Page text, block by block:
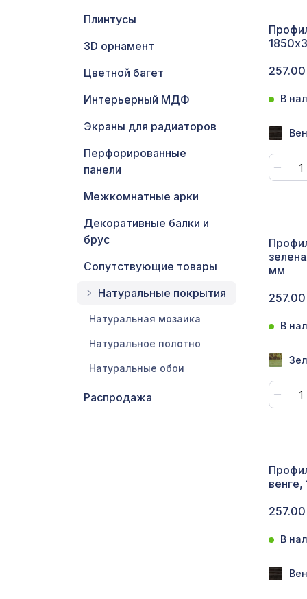
Плинтусы
3D орнамент
Цветной багет
Интерьерный МДФ
Экраны для радиаторов
Перфорированные
панели
Межкомнатные арки
Декоративные балки и
брус
Сопутствующие товары
Натуральные покрытия
Натуральная мозаика
Натуральное полотно
Натуральные обои
Распродажа
257.00
В
мм
257.00
В
257.00
В